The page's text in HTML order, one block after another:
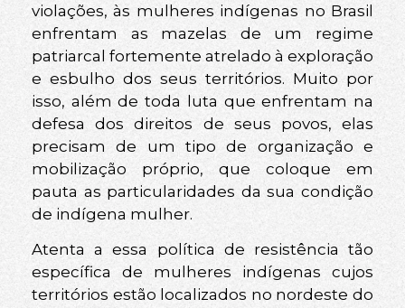
violações, às mulheres indígenas no Brasil
enfrentam as mazelas de um regime
patriarcal fortemente atrelado à exploração
e esbulho dos seus territórios. Muito por
isso, além de toda luta que enfrentam na
defesa dos direitos de seus povos, elas
precisam de um tipo de organização e
mobilização próprio, que coloque em
pauta as particularidades da sua condição
de indígena mulher.
Atenta a essa política de resistência tão
específica de mulheres indígenas cujos
territórios estão localizados no nordeste do